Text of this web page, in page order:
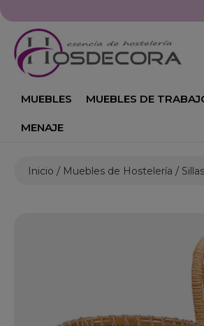
MUEBLES MUEBLES DE
MENAJE
Inicio Muebles de Hostelería